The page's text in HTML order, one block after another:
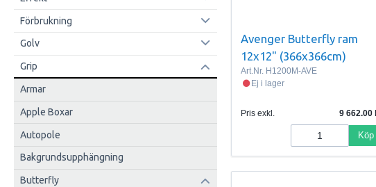
Förbrukning
Golv
Grip
Armar
Apple Boxar
Autopole
Bakgrundsupphängning
Butterfly
Avenger Butterfly ram
12x12" (366x366cm)
Art.Nr. H1200M-AVE
Ej i lager
Pris exkl. 9 662.00
Köp